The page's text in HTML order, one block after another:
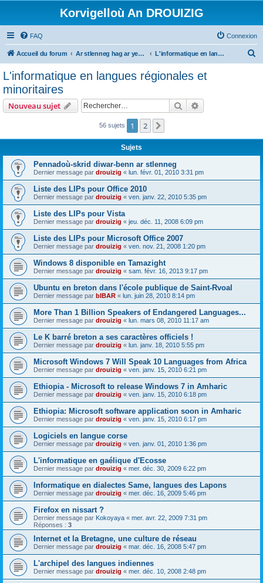
Korvigelloù An DROUIZIG
FAQ Connexion
Accueil du forum Ar stlenneg hag ar yezhoù bihan er bed a-bezh L'informatique en langues régionales et minoritaires
c
r
L'informatique en langues régionales et
minoritaires
Nouveau sujet Rechercher
56 sujets 1 2
Sujets
Pennadoù-skrid diwar-benn ar stlenneg
Dernier message par drouizig « lun. févr. 01, 2010 3:31 pm
Liste des LIPs pour Office 2010
Dernier message par drouizig « ven. janv. 22, 2010 5:35 pm
Liste des LIPs pour Vista
Dernier message par drouizig « jeu. déc. 11, 2008 6:09 pm
Liste des LIPs pour Microsoft Office 2007
Dernier message par drouizig « ven. nov. 21, 2008 1:20 pm
Windows 8 disponible en Tamazight
Dernier message par drouizig « sam. févr. 16, 2013 9:17 pm
Ubuntu en breton dans l'école publique de Saint-Rvoal
Dernier message par bIBAR « lun. juin 28, 2010 8:14 pm
More Than 1 Billion Speakers of Endangered Languages...
Dernier message par drouizig « lun. mars 08, 2010 11:17 am
Le K barré breton a ses caractères officiels !
Dernier message par drouizig « lun. janv. 18, 2010 5:55 pm
Microsoft Windows 7 Will Speak 10 Languages from Africa
Dernier message par drouizig « ven. janv. 15, 2010 6:21 pm
Ethiopia - Microsoft to release Windows 7 in Amharic
Dernier message par drouizig « ven. janv. 15, 2010 6:18 pm
Ethiopia: Microsoft software application soon in Amharic
Dernier message par drouizig « ven. janv. 15, 2010 6:17 pm
Logiciels en langue corse
Dernier message par drouizig « ven. janv. 01, 2010 1:36 pm
L'informatique en gaélique d'Ecosse
Dernier message par drouizig « mer. déc. 30, 2009 6:22 pm
Informatique en dialectes Same, langues des Lapons
Dernier message par drouizig « mer. déc. 16, 2009 5:46 pm
Firefox en nissart ?
Dernier message par Kokoyaya « mer. avr. 22, 2009 7:31 pm
Réponses : 3
Internet et la Bretagne, une culture de réseau
Dernier message par drouizig « mar. déc. 16, 2008 5:47 pm
L'archipel des langues indiennes
Dernier message par drouizig « mer. déc. 10, 2008 2:48 pm